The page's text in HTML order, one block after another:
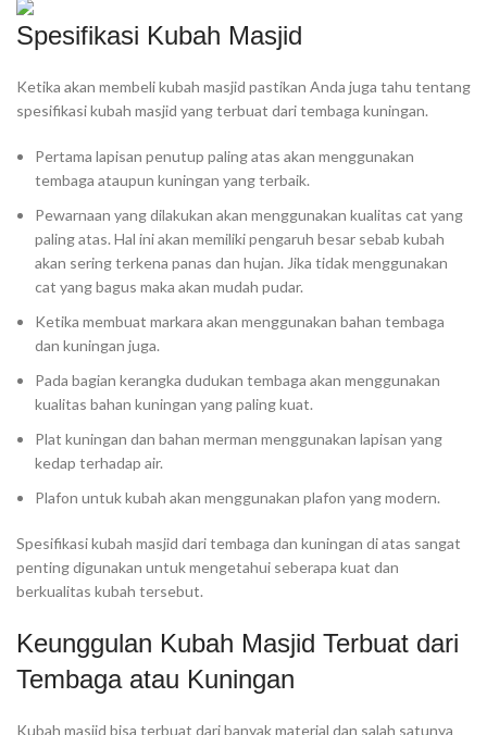
Spesifikasi Kubah Masjid
Ketika akan membeli kubah masjid pastikan Anda juga tahu tentang
spesifikasi kubah masjid yang terbuat dari tembaga kuningan.
Pertama lapisan penutup paling atas akan menggunakan
tembaga ataupun kuningan yang terbaik.
Pewarnaan yang dilakukan akan menggunakan kualitas cat yang
paling atas. Hal ini akan memiliki pengaruh besar sebab kubah
akan sering terkena panas dan hujan. Jika tidak menggunakan
cat yang bagus maka akan mudah pudar.
Ketika membuat markara akan menggunakan bahan tembaga
dan kuningan juga.
Pada bagian kerangka dudukan tembaga akan menggunakan
kualitas bahan kuningan yang paling kuat.
Plat kuningan dan bahan merman menggunakan lapisan yang
kedap terhadap air.
Plafon untuk kubah akan menggunakan plafon yang modern.
Spesifikasi kubah masjid dari tembaga dan kuningan di atas sangat
penting digunakan untuk mengetahui seberapa kuat dan
berkualitas kubah tersebut.
Keunggulan Kubah Masjid Terbuat dari
Tembaga atau Kuningan
Kubah masjid bisa terbuat dari banyak material dan salah satunya